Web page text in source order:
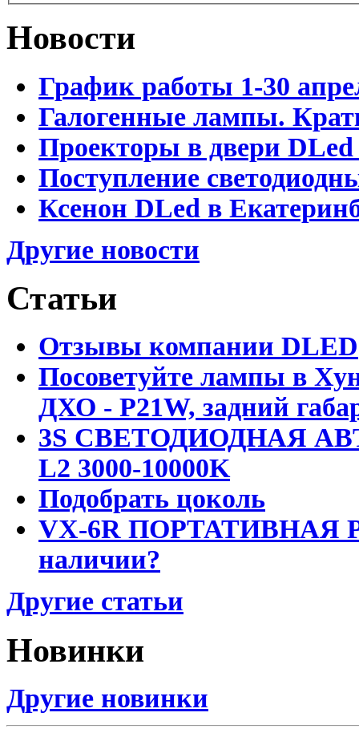
Новости
График работы 1-30
Галогенные лампы.
Проекторы в двери DLed
Поступление
Ксенон DLed в
Другие новости
Статьи
Отзывы компании DLED
Посоветуйте лампы в
ДХО - P21W, задний
3S СВЕТОДИОДНАЯ
L2 3000-10000K
Подобрать цоколь
VX-6R ПОРТАТИВНАЯ
наличии?
Другие статьи
Новинки
Другие новинки